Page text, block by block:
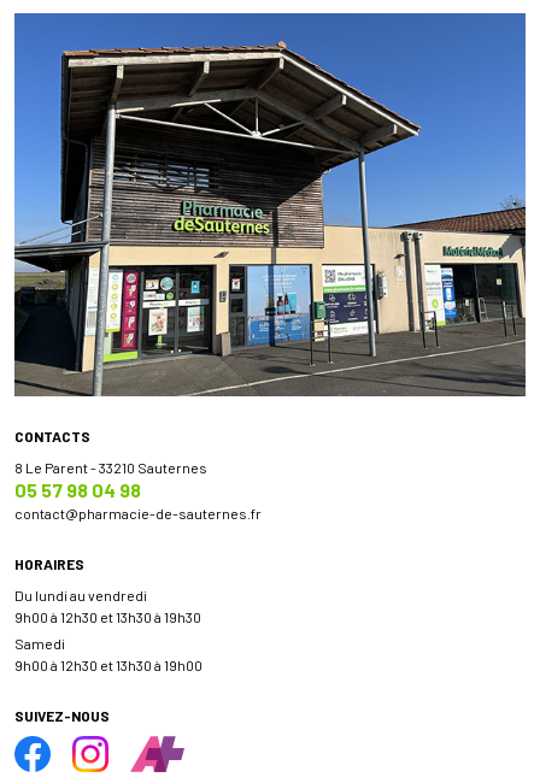
CONTACTS
8 Le Parent - 33210 Sauternes
05 57 98 04 98
contact@pharmacie-de-sauternes.fr
HORAIRES
Du lundi au vendredi
9h00 à 12h30 et 13h30 à 19h30
Samedi
9h00 à 12h30 et 13h30 à 19h00
SUIVEZ-NOUS